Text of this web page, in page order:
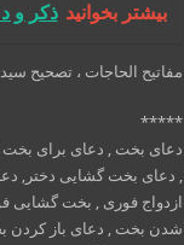
بیشتر بخوانید ذکر و
مفاتیح الحاجات ، تصحیح
*****
دعای بخت , دعای برای
, دعای بخت گشایی دختر,
ازدواج فوری , بخت گشایی
شدن بخت , دعای باز کردن